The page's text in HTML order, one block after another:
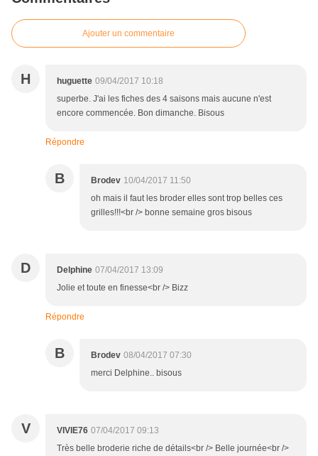
Ajouter un commentaire
H huguette 09/04/2017 10:18
superbe. J'ai les fiches des 4 saisons mais aucune n'est
encore commencée. Bon dimanche. Bisous
Répondre
B Brodev 10/04/2017 11:50
oh mais il faut les broder elles sont trop belles ces
grilles!!!<br /> bonne semaine gros bisous
D Delphine 07/04/2017 13:09
Jolie et toute en finesse<br /> Bizz
Répondre
B Brodev 08/04/2017 07:30
merci Delphine.. bisous
V VIVIE76 07/04/2017 09:13
Très belle broderie riche de détails<br /> Belle journée<br />